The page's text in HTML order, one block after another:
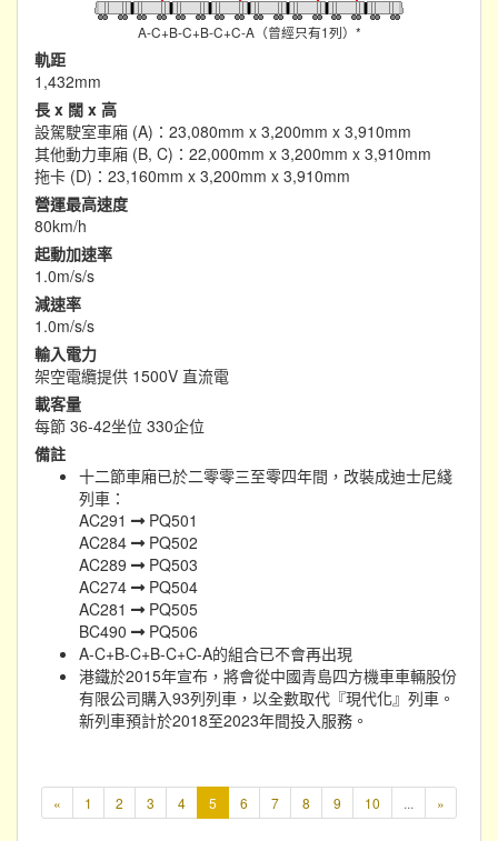
A-C+B-C+B-C+C-A（曾經只有1列）*
軌距
1,432mm
長 x 闊 x 高
設駕駛室車廂 (A)：23,080mm x 3,200mm x 3,910mm
其他動力車廂 (B, C)：22,000mm x 3,200mm x 3,910mm
拖卡 (D)：23,160mm x 3,200mm x 3,910mm
營運最高速度
80km/h
起動加速率
1.0m/s/s
減速率
1.0m/s/s
輸入電力
架空電纜提供 1500V 直流電
載客量
每節 36-42坐位 330企位
備註
十二節車廂已於二零零三至零四年間，改裝成迪士尼綫
列車：
AC291
PQ501
AC284
PQ502
AC289
PQ503
AC274
PQ504
AC281
PQ505
BC490
PQ506
A-C+B-C+B-C+C-A的組合已不會再出現
港鐵於2015年宣布，將會從中國青島四方機車車輛股份
有限公司購入93列列車，以全數取代『現代化』列車。
新列車預計於2018至2023年間投入服務。
« 1 2 3 4 5
頁
6 7 8 9 10 ... »